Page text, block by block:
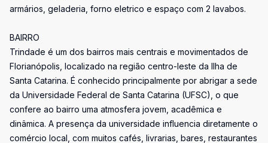
armários, geladeria, forno eletrico e espaço com 2 lavabos.
BAIRRO
Trindade é um dos bairros mais centrais e movimentados de
Florianópolis, localizado na região centro-leste da Ilha de
Santa Catarina. É conhecido principalmente por abrigar a sede
da Universidade Federal de Santa Catarina (UFSC), o que
confere ao bairro uma atmosfera jovem, acadêmica e
dinâmica. A presença da universidade influencia diretamente o
comércio local, com muitos cafés, livrarias, bares, restaurantes